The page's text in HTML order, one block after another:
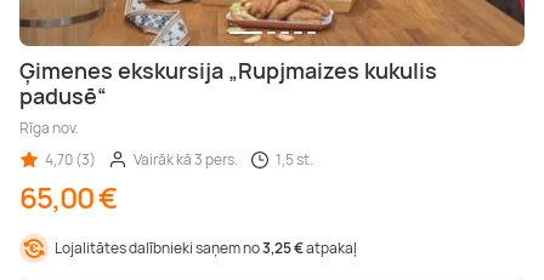
Ģimenes ekskursija „Rupjmaizes kukulis
padusē“
Rīga nov.
4,70 (3)
Vairāk kā 3 pers. 1,5 st.
65,00 €
Lojalitātes dalībnieki saņem no3,25 €atpakaļ